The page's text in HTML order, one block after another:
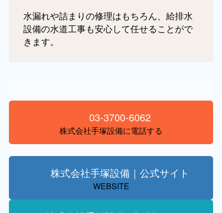
水漏れや詰まりの修理はもちろん、給排水
設備の水道工事も安心して任せることがで
きます。
03-3700-6062
株式会社手塚設備に電話する
株式会社手塚設備｜公式サイト
WEBSITE